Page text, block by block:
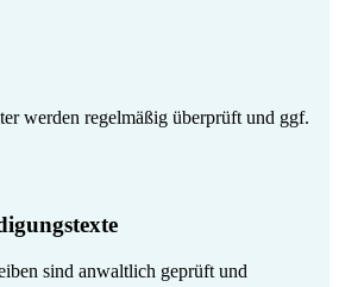
werden regelmäßig überprüft und ggf.
sind anwaltlich geprüft und